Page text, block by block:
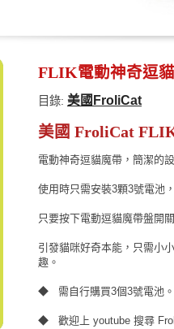
FLIK電動神奇逗
目錄: 美國FroliCat
美國 FroliCat
電動神奇逗貓魔帶，簡潔的
使用時只需安裝3顆3號電池
只要按下電動逗貓魔帶盤開
引發貓咪好奇本能，只需小
趣。
◆ 需自行購買3個3號電池
◆ 歡迎上 youtube 搜尋